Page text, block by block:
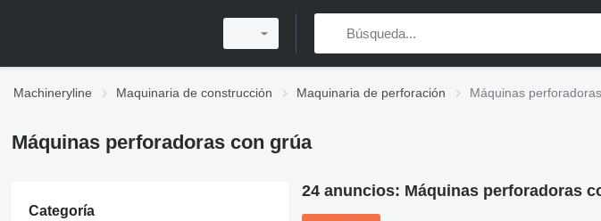
Machineryline Maquinaria de construcción Maquinaria de perforación Máquinas
Máquinas perforadoras con grúa
Categoría
24 anuncios: Máquinas perforadoras